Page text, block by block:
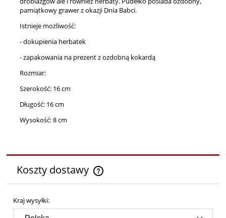
pamiątkowy grawer z okazji Dnia Babci.
Istnieje możliwość:
- dokupienia herbatek
- zapakowania na prezent z ozdobną kokardą
Rozmiar:
Szerokość: 16 cm
Długość: 16 cm
Wysokość: 8 cm
Koszty dostawy
Cena nie zawiera ewentualnych kosztów płatności
Kraj wysyłki: